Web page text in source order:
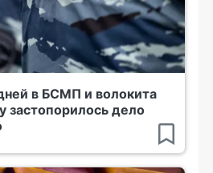
в БСМП и волокита
застопорилось дело